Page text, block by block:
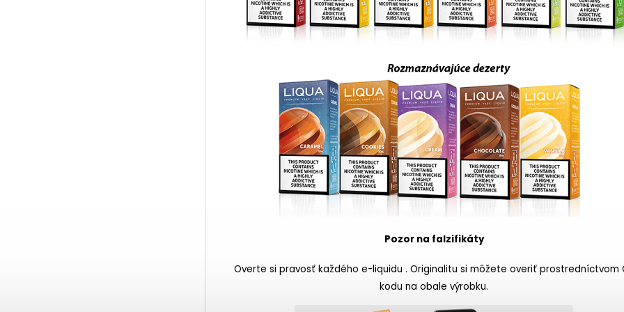
Pozor na falzifikáty
Overte si pravosť každého e-liquidu . Originalitu si môžete overiť prostredníctvom
kodu na obale výrobku.